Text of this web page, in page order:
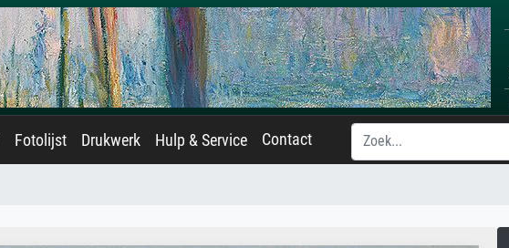
Fotolijst Drukwerk Hulp & Service Contact